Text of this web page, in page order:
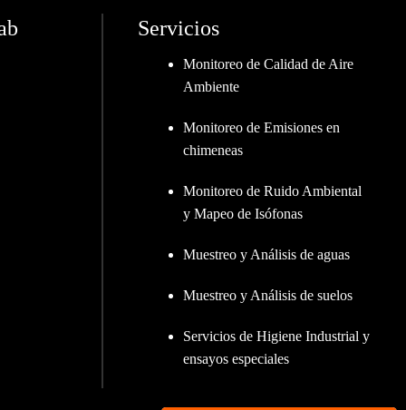
Servicios
Monitoreo de Calidad de Aire
Ambiente
Monitoreo de Emisiones en
chimeneas
Monitoreo de Ruido Ambiental
y Mapeo de Isófonas
Muestreo y Análisis de aguas
Muestreo y Análisis de suelos
Servicios de Higiene Industrial y
ensayos especiales